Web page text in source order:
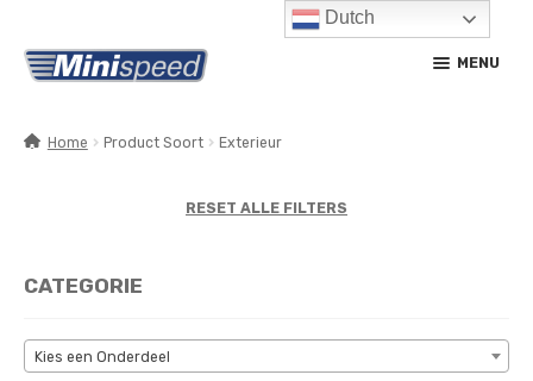
Ga
door
navigatie
Ga
naar
inhoud
MENU
CONTACT
MIJN ACCOUNT
Home Product Soort Exterieur
RESET ALLE FILTERS
CATEGORIE
Kies een Onderdeel
Dutch